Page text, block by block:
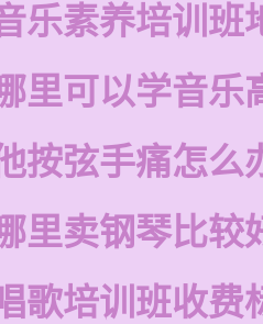
乐素养培训班
里可以学音乐
按弦手痛怎么
里卖钢琴比较
歌培训班收费